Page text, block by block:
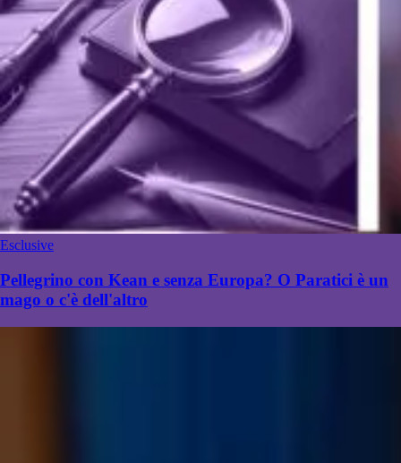
Esclusive
Pellegrino con Kean e senza Europa? O Paratici è un
mago o c'è dell'altro